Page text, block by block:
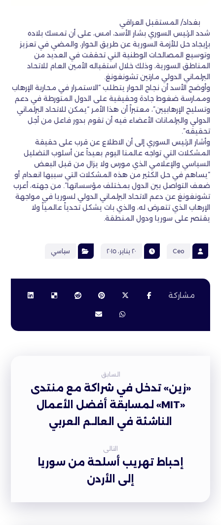
بغداد/ المستقبل العراقي
شدد الرئيس السوري بشار الأسد، امس، على أن تمسك بلاده
بإيجاد حل للأزمة السورية عن طريق الحوار، والمضي في تعزيز
وتوسيع المصالحات الوطنية التي تحققت في العديد من
المناطق السورية، وذلك خلال استقباله الأمين العام للاتحاد
البرلماني الدولي مارتين تشونغونغ.
وأوضح الأسد أن نجاح الحوار يتطلب “الاستمرار في محاربة الإرهاب
وممارسة ضغوط جادة وحقيقية على الدول المتورطة في دعم
وتسليح الإرهابيين”، معتبراً أن هذا الأمر “يمكن للاتحاد البرلماني
الدولي والبرلمانات الأعضاء فيه أن تقوم بدور فاعل من أجل
تحقيقه”.
وأشار الرئيس السوري إلى أن الاطلاع عن قرب على حقيقة
المشكلات التي تواجه عالمنا اليوم بعيداً عن أسلوب التضليل
السياسي والإعلامي الذي مورس ولا يزال من قبل البعض
“يساهم في حل الكثير من هذه المشكلات التي سببها انعدام أو
ضعف التواصل بين الدول بمختلف مؤسساتها”. من جهته، أعرب
تشونغونغ عن دعم الاتحاد البرلماني الدولي لسوريا في مواجهة
الإرهاب الذي تتعرض له، والذي بات يشكل تحدياً عالمياً ولا
يقتصر على سوريا ودول المنطقة.
Ceo ٢٠ يناير، ٢٠١٥ سياسي
السابق
«زين» تدخل في شراكة مع منتدى
«MIT» لمسابقة أفضل الأعمال
الناشئة في العالـم العربي
التالى
إحباط تهريب أسلحة من سوريا
إلى الأردن